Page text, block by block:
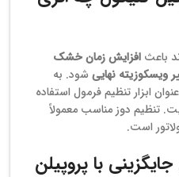
باعث افزایش زمان خشک
ویسکوزیته نهایی شود. به
ابزار تنظیم فرمول استفاده
تنظیم دوز مناسب معمولاً
است.
با پروپیلن